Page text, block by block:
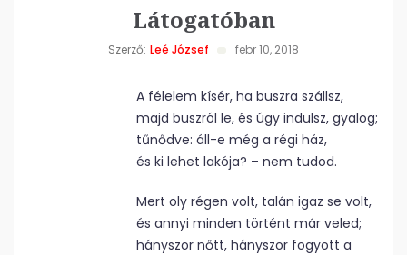
Látogatóban
Szerző: Leé József febr 10, 2018
A félelem kísér, ha buszra szállsz,
majd buszról le, és úgy indulsz, gyalog;
tűnődve: áll-e még a régi ház,
és ki lehet lakója? – nem tudod.
Mert oly régen volt, talán igaz se volt,
és annyi minden történt már veled;
hányszor nőtt, hányszor fogyott a